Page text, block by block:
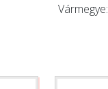
Vármegye: